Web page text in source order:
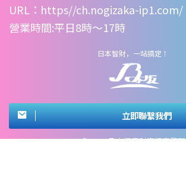
URL： https//ch.nogizaka-ip1.com/
營業時間:平日8時〜17時
日本智財，一站搞定！
立即聯繫我們
© 2026 乃木坂專利商標事務所